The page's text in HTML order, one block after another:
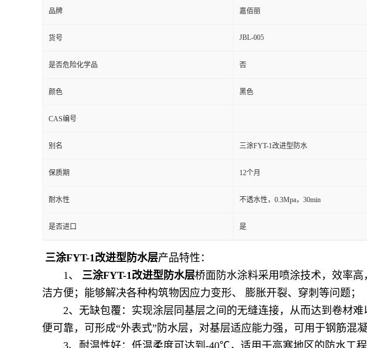
品牌 嘉佰丽
货号 JBL-005
是否危险化学品 否
颜色 黑色
CAS编号
别名 三涂FYT-1改进型防水
保质期 12个月
耐水性 不透水性，0.3Mpa，30min
是否进口 是
三涂FYT-1改进型防水层产品特性：
1、
三涂FYT-1改进型防水层桥面防水涂料采用喷涂技术，效率
洁方便；能够解决各种构筑物因应力变形、 膨胀开裂、穿刺等问题；
2、无缺包覆：实现涂层同基层之间的无缝连接，从而达到卷材难
便可靠，可形成“外表式”防水层，对基层适应能力强，可用于钢筋混
3、耐温性好：低温柔度可达到-40℃，适用于高寒地区的防水工